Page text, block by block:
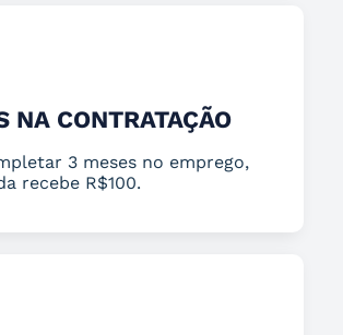
NA CONTRATAÇÃO
3 meses no emprego,
recebe R$100.